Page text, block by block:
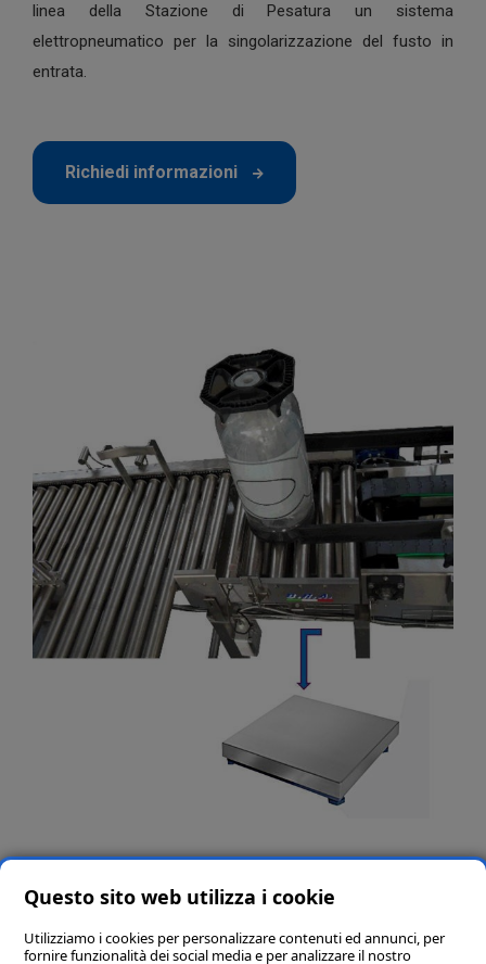
linea della Stazione di Pesatura un sistema
elettropneumatico per la singolarizzazione del fusto in
entrata.
Richiedi informazioni
Questo sito web utilizza i cookie
Utilizziamo i cookies per personalizzare contenuti ed annunci, per
fornire funzionalità dei social media e per analizzare il nostro